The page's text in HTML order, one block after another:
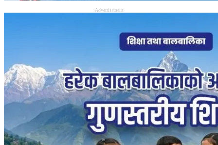
Advertisement